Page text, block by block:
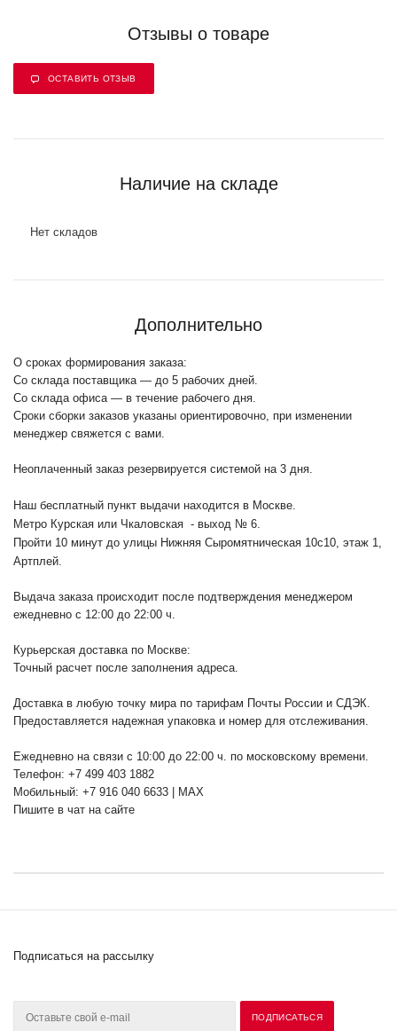
Отзывы о товаре
ОСТАВИТЬ ОТЗЫВ
Наличие на складе
Нет складов
Дополнительно
О сроках формирования заказа:
Со склада поставщика — до 5 рабочих дней.
Со склада офиса — в течение рабочего дня.
Сроки сборки заказов указаны ориентировочно, при изменении
менеджер свяжется с вами.
Неоплаченный заказ резервируется системой на 3 дня.
Наш бесплатный пункт выдачи находится в Москве.
Метро Курская или Чкаловская - выход № 6.
Пройти 10 минут до улицы Нижняя Сыромятническая 10с10, этаж 1,
Артплей.
Выдача заказа происходит после подтверждения менеджером
ежедневно с 12:00 до 22:00 ч.
Курьерская доставка по Москве:
Точный расчет после заполнения адреса.
Доставка в любую точку мира по тарифам Почты России и СДЭК.
Предоставляется надежная упаковка и номер для отслеживания.
Ежедневно на связи с 10:00 до 22:00 ч. по московскому времени.
Телефон: +7 499 403 1882
Мобильный: +7 916 040 6633 | MAX
Пишите в чат на сайте
Подписаться на рассылку